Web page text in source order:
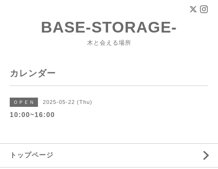
BASE-STORAGE-
木と会える場所
カレンダー
ＯＰＥＮ 2025-05-22 (Thu)
10:00~16:00
トップページ